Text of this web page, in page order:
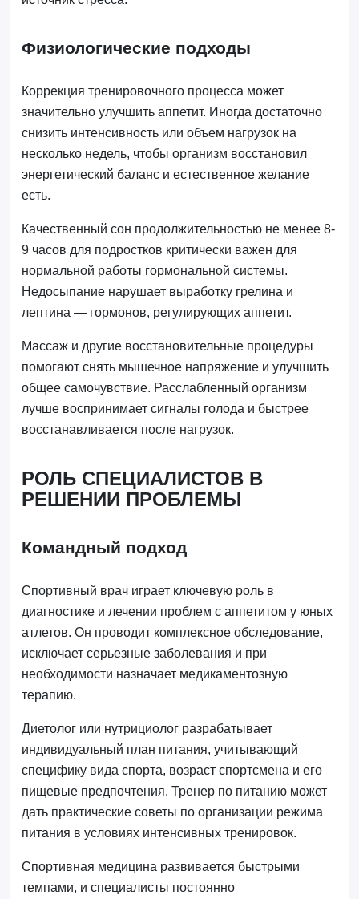
Физиологические подходы
Коррекция тренировочного процесса может
значительно улучшить аппетит. Иногда достаточно
снизить интенсивность или объем нагрузок на
несколько недель, чтобы организм восстановил
энергетический баланс и естественное желание
есть.
Качественный сон продолжительностью не менее 8-
9 часов для подростков критически важен для
нормальной работы гормональной системы.
Недосыпание нарушает выработку грелина и
лептина — гормонов, регулирующих аппетит.
Массаж и другие восстановительные процедуры
помогают снять мышечное напряжение и улучшить
общее самочувствие. Расслабленный организм
лучше воспринимает сигналы голода и быстрее
восстанавливается после нагрузок.
РОЛЬ СПЕЦИАЛИСТОВ В
РЕШЕНИИ ПРОБЛЕМЫ
Командный подход
Спортивный врач играет ключевую роль в
диагностике и лечении проблем с аппетитом у юных
атлетов. Он проводит комплексное обследование,
исключает серьезные заболевания и при
необходимости назначает медикаментозную
терапию.
Диетолог или нутрициолог разрабатывает
индивидуальный план питания, учитывающий
специфику вида спорта, возраст спортсмена и его
пищевые предпочтения. Тренер по питанию может
дать практические советы по организации режима
питания в условиях интенсивных тренировок.
Спортивная медицина развивается быстрыми
темпами, и специалисты постоянно